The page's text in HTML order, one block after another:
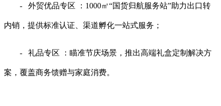
- 外贸优品专区 ：1000㎡“国货归航服务站”助力出口转
内销，提供标准认证、渠道孵化一站式服务；
- 礼品专区 ：瞄准节庆场景，推出高端礼盒定制解决方
案，覆盖商务馈赠与家庭消费。